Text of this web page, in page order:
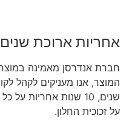
אחריות ארוכת שנים
חברת אנדרסן מאמינה
המוצר, אנו מעניקים לקהל
על זכוכית החלון.